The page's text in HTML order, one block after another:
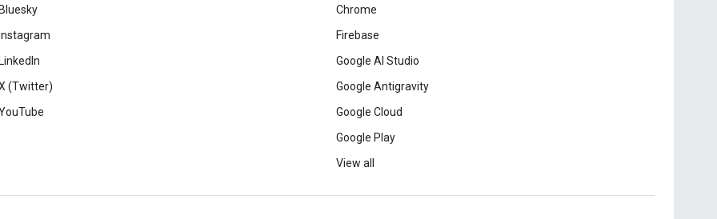
Bluesky
Instagram
LinkedIn
(Twitter)
Chrome
Firebase
Google AI Studio
Google Antigravity
Google Cloud
Google Play
View all